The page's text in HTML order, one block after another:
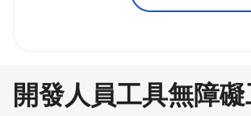
開發人員工具無障